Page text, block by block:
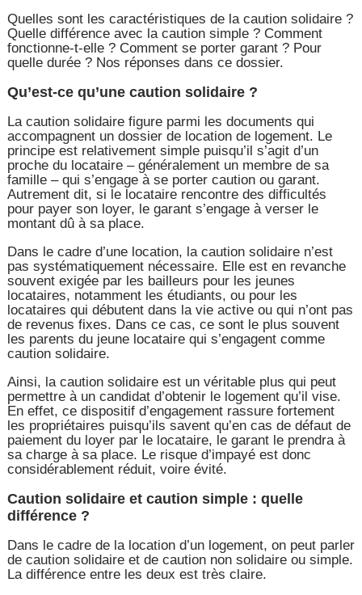
Quelles sont les caractéristiques de la caution solidaire ?
Quelle différence avec la caution simple ? Comment
fonctionne-t-elle ? Comment se porter garant ? Pour
quelle durée ? Nos réponses dans ce dossier.
Qu’est-ce qu’une caution solidaire ?
La caution solidaire figure parmi les documents qui
accompagnent un dossier de location de logement. Le
principe est relativement simple puisqu’il s’agit d’un
proche du locataire – généralement un membre de sa
famille – qui s’engage à se porter caution ou garant.
Autrement dit, si le locataire rencontre des difficultés
pour payer son loyer, le garant s’engage à verser le
montant dû à sa place.
Dans le cadre d’une location, la caution solidaire n’est
pas systématiquement nécessaire. Elle est en revanche
souvent exigée par les bailleurs pour les jeunes
locataires, notamment les étudiants, ou pour les
locataires qui débutent dans la vie active ou qui n’ont pas
de revenus fixes. Dans ce cas, ce sont le plus souvent
les parents du jeune locataire qui s’engagent comme
caution solidaire.
Ainsi, la caution solidaire est un véritable plus qui peut
permettre à un candidat d’obtenir le logement qu’il vise.
En effet, ce dispositif d’engagement rassure fortement
les propriétaires puisqu’ils savent qu’en cas de défaut de
paiement du loyer par le locataire, le garant le prendra à
sa charge à sa place. Le risque d’impayé est donc
considérablement réduit, voire évité.
Caution solidaire et caution simple : quelle
différence ?
Dans le cadre de la location d’un logement, on peut parler
de caution solidaire et de caution non solidaire ou simple.
La différence entre les deux est très claire.